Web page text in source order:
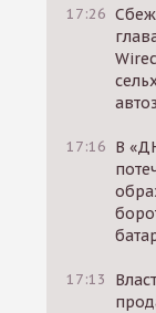
17:26
17:16 В
17:13